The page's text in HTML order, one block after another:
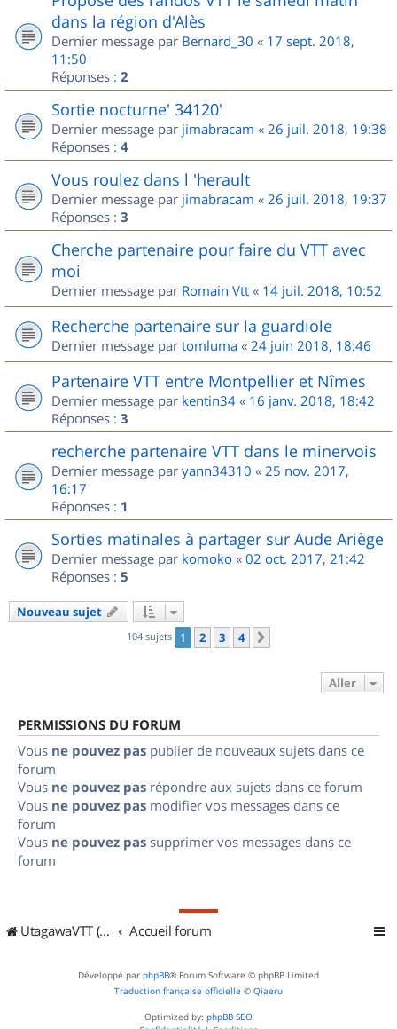
dans la région d'Alès
Dernier message par Bernard_30 « 17 sept. 2018,
11:50
Réponses : 2
Sortie nocturne' 34120'
Dernier message par jimabracam « 26 juil. 2018, 19:38
Réponses : 4
Vous roulez dans l 'herault
Dernier message par jimabracam « 26 juil. 2018, 19:37
Réponses : 3
Cherche partenaire pour faire du VTT avec
moi
Dernier message par Romain Vtt « 14 juil. 2018, 10:52
Recherche partenaire sur la guardiole
Dernier message par tomluma « 24 juin 2018, 18:46
Partenaire VTT entre Montpellier et Nîmes
Dernier message par kentin34 « 16 janv. 2018, 18:42
Réponses : 3
recherche partenaire VTT dans le minervois
Dernier message par yann34310 « 25 nov. 2017,
16:17
Réponses : 1
Sorties matinales à partager sur Aude Ariège
Dernier message par komoko « 02 oct. 2017, 21:42
Réponses : 5
Nouveau sujet
104 sujets 1 2 3 4
Aller
PERMISSIONS DU FORUM
Vous ne pouvez pas publier de nouveaux sujets dans ce
forum
Vous ne pouvez pas répondre aux sujets dans ce forum
Vous ne pouvez pas modifier vos messages dans ce
forum
Vous ne pouvez pas supprimer vos messages dans ce
forum
UtagawaVTT (Randos VTT et VTTAE avec traces GPS) Accueil forum
Développé par phpBB® Forum Software © phpBB Limited
Traduction française officielle © Qiaeru
Optimized by: phpBB SEO